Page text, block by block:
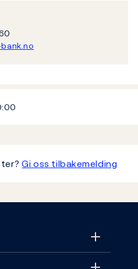
Gi oss tilbakemelding